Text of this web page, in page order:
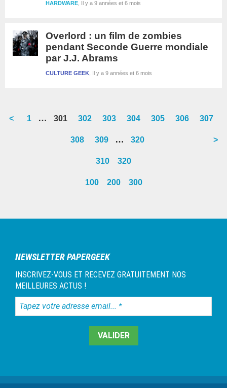
Il y a 9 années et 6 mois
HARDWARE
Overlord : un film de zombies
pendant Seconde Guerre mondiale
par J.J. Abrams
Il y a 9 années et 6 mois
CULTURE GEEK
<
Go
1
Interim
omitted
…
Go
page
301
Go
page
302
Go
page
303
Go
page
304
Go
305
Go
306
Go
page
307
Go
308
Go
page
309
Interim
omitted
…
Go
page
320 >
310 320
100 200 300
latérale
NEWSLETTER PAPERGEEK
INSCRIVEZ-VOUS ET RECEVEZ GRATUITEMENT NOS
MEILLEURES ACTUS !
Tapez
votre